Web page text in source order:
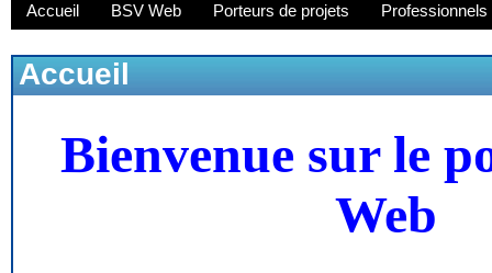
Accueil BSV Web Porteurs de projets
Accueil
Bienvenue sur le
Web